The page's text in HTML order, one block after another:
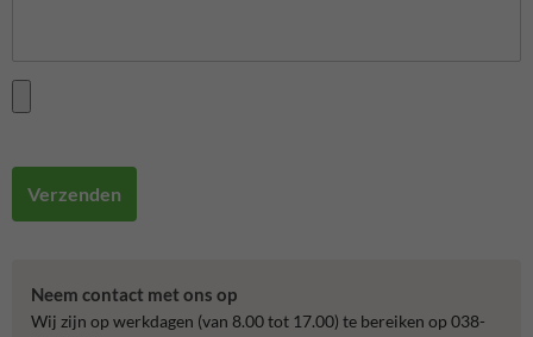
Verzenden
Neem contact met ons op
Wij zijn op werkdagen (van 8.00 tot 17.00) te bereiken op 038-